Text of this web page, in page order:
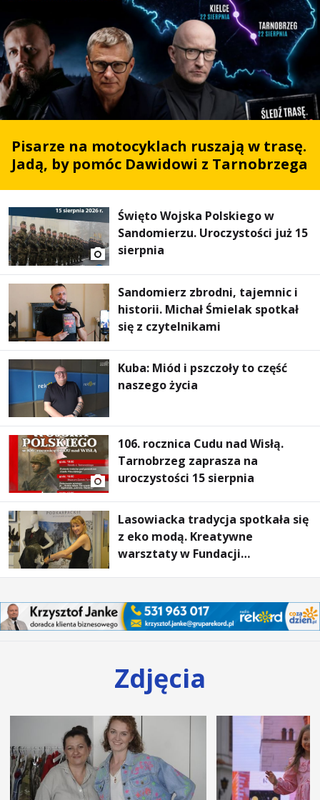
Pisarze na motocyklach ruszają w trasę.
Jadą, by pomóc Dawidowi z Tarnobrzega
Święto Wojska Polskiego w
Sandomierzu. Uroczystości już 15
sierpnia
Sandomierz zbrodni, tajemnic i
historii. Michał Śmielak spotkał
się z czytelnikami
Kuba: Miód i pszczoły to część
naszego życia
106. rocznica Cudu nad Wisłą.
Tarnobrzeg zaprasza na
uroczystości 15 sierpnia
Lasowiacka tradycja spotkała się
z eko modą. Kreatywne
warsztaty w Fundacji
Zdjęcia